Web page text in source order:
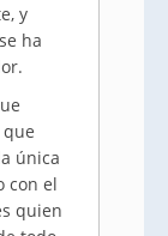
y
ha
única
con el
quien